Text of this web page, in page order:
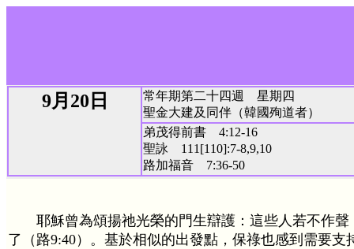
9月20日
常年期第二十四週 星期四
聖金大建及同伴（韓國殉道者）
弟茂得前書 4:12-16
聖詠 111[110]:7-8,9,10
路加福音 7:36-50
耶穌曾為頌揚祂光榮的門生辯護：這些人若不作聲
了（路9:40）。基於相似的出發點，保祿也感到需要支